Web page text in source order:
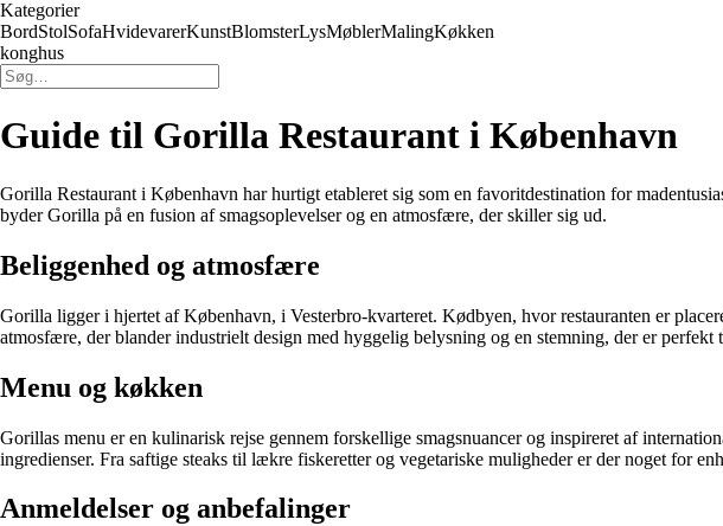
Kategorier
BordStolSofaHvidevarerKunstBlomsterLysMøblerMalingKøkken
konghus
Guide til Gorilla Restaurant i København
Gorilla Restaurant i København har hurtigt etableret sig som en favoritdestination for
byder Gorilla på en fusion af smagsoplevelser og en atmosfære, der skiller sig ud.
Beliggenhed og atmosfære
Gorilla ligger i hjertet af København, i Vesterbro-kvarteret. Kødbyen, hvor restauranten er
atmosfære, der blander industrielt design med hyggelig belysning og en stemning, der er perfekt
Menu og køkken
Gorillas menu er en kulinarisk rejse gennem forskellige smagsnuancer og inspireret af
ingredienser. Fra saftige steaks til lækre fiskeretter og vegetariske muligheder er der noget for
Anmeldelser og anbefalinger